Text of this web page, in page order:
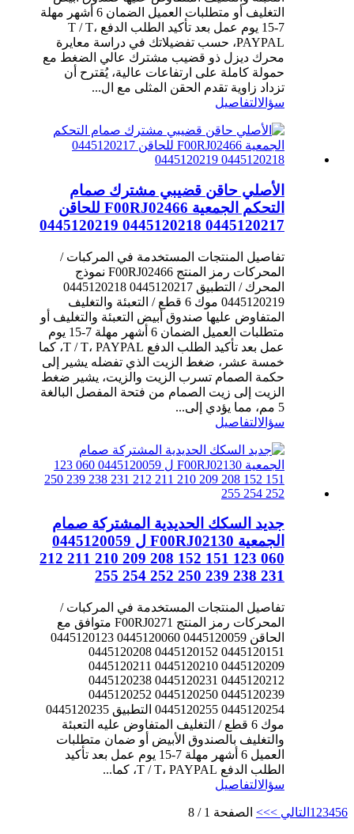
التغليف أو متطلبات العميل الضمان 6 أشهر مهلة
7-15 يوم عمل بعد تأكيد الطلب الدفع T / T،
PAYPAL، حسب تفضيلاتك في دراسة معايرة
محرك ديزل ذو قضيب مشترك عالي الضغط مع
حمولة كاملة على ارتفاعات عالية، يُقترح أن
تزداد زاوية تقدم الحقن المثلى مع ال...
سؤالالتفاصيل
الأصلي حاقن قضيبي مشترك صمام
التحكم الجمعية F00RJ02466 للحاقن
0445120217 0445120218 0445120219
تفاصيل المنتجات المستخدمة في المركبات /
المحركات رمز المنتج F00RJ02466 نموذج
المحرك / التطبيق 0445120217 0445120218
0445120219 موك 6 قطع / التعبئة والتغليف
المتفاوض عليها صندوق أبيض التعبئة والتغليف أو
متطلبات العميل الضمان 6 أشهر مهلة 7-15 يوم
عمل بعد تأكيد الطلب الدفع T / T، PAYPAL، كما
خمسة عشر، ضغط الزيت الذي تفضله يشير إلى
حكمة الصمام تسرب الزيت والزيت، يشير ضغط
الزيت إلى زيت الصمام من فتحة المفصل البالغة
5 مم، مما يؤدي إلى...
سؤالالتفاصيل
جديد السكك الحديدية المشتركة صمام
الجمعية F00RJ02130 ل 0445120059
060 123 151 152 208 209 210 211 212
231 238 239 250 252 254 255
تفاصيل المنتجات المستخدمة في المركبات /
المحركات رمز المنتج F00RJ0271 متوافق مع
الحاقن 0445120059 0445120060 0445120123
0445120151 0445120152 0445120208
0445120209 0445120210 0445120211
0445120212 0445120231 0445120238
0445120239 0445120250 0445120252
0445120254 0445120255 التطبيق 0445120235
موك 6 قطع / التغليف المتفاوض عليه التعبئة
والتغليف بالصندوق الأبيض أو ضمان متطلبات
العميل 6 أشهر مهلة 7-15 يوم عمل بعد تأكيد
الطلب الدفع T / T، PAYPAL، كما...
سؤالالتفاصيل
1 23456 التالي >>> الصفحة 1 / 8